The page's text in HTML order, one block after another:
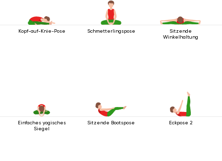
Kopf-auf-Knie-Pose Schmetterlingspose
Sitzende
Winkelhaltung
Einfaches yogisches
Siegel
Sitzende Bootspose Eckpose 2